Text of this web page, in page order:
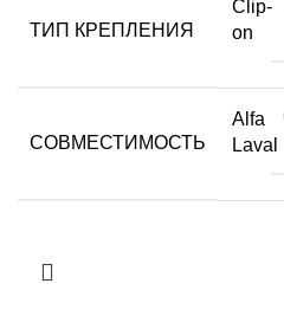
ТИП КРЕПЛЕНИЯ
Clip-
on
СОВМЕСТИМОСТЬ
Alfa
Laval